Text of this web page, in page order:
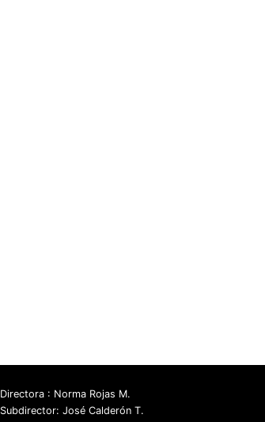
Directora : Norma Rojas M.
Subdirector: José Calderón T.